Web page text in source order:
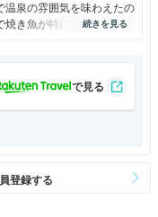
温泉の雰囲気を味わえたの
き魚が特に美味しかった